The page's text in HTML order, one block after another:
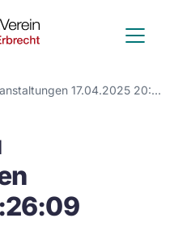
Deutscher
Anwalt
Verein
Anmeldung zu Veranstaltungen 17.04.2025 20:26:09